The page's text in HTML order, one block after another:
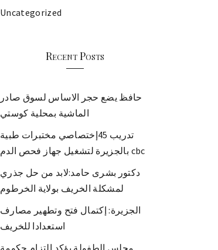
Uncategorized
Recent Posts
حافظ يضع حجر الاساس لسوق صادر
الماشية بمحلية كوستي
تدريب 45إختصاصي مختبرات طبية
بالجزيرة لتشغيل جهاز فحص الدم cbc
دكتور بشرى حامد:لابد من حل جذري
لمشكلة الخريف بولاية الخرطوم
الجزيرة: إكتمال فتح وتطهير مصارف
استعدادا للخريف
مجلس الطفولة يؤكد إلتزام حكومة